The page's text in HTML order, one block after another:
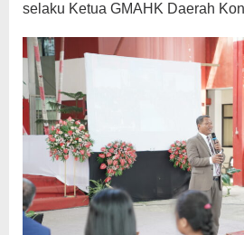
selaku Ketua GMAHK Daerah